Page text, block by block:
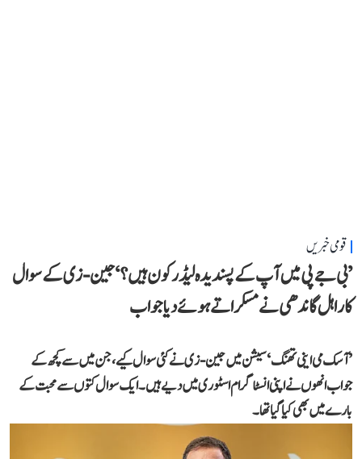
قومی خبریں
’بی جے پی میں آپ کے پسندیدہ لیڈر کون ہیں؟‘ جین-زی کے سوال
کا راہل گاندھی نے مسکراتے ہوئے دیا جواب
’آسک می اینی تھنگ‘ سیشن میں جین-زی نے کئی سوال کیے، جن میں سے کچھ کے
جواب انھوں نے اپنی انسٹاگرام اسٹوری میں دیے ہیں۔ ایک سوال کتوں سے محبت کے
بارے میں بھی کیا گیا تھا۔